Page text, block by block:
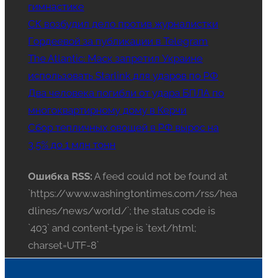
гимнастике
СК возбудил дело против журналистки
Гордеевой за публикации в Telegram
The Atlantic: Маск запретил Украине
использовать Starlink для ударов по РФ
Два человека погибли от удара БПЛА по
многоквартирному дому в Керчи
Сбор тепличных овощей в РФ вырос на
3,5% до 1 млн тонн
Ошибка RSS: A feed could not be found at
`https://www.washingtontimes.com/rss/hea
dlines/news/world/`; the status code is
`403` and content-type is `text/html;
charset=UTF-8`